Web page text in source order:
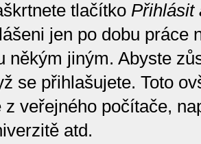
tlačítko Přihlásit
jen po dobu práce
někým jiným. Abyste
se přihlašujete. Toto
z veřejného počítače,
atd.